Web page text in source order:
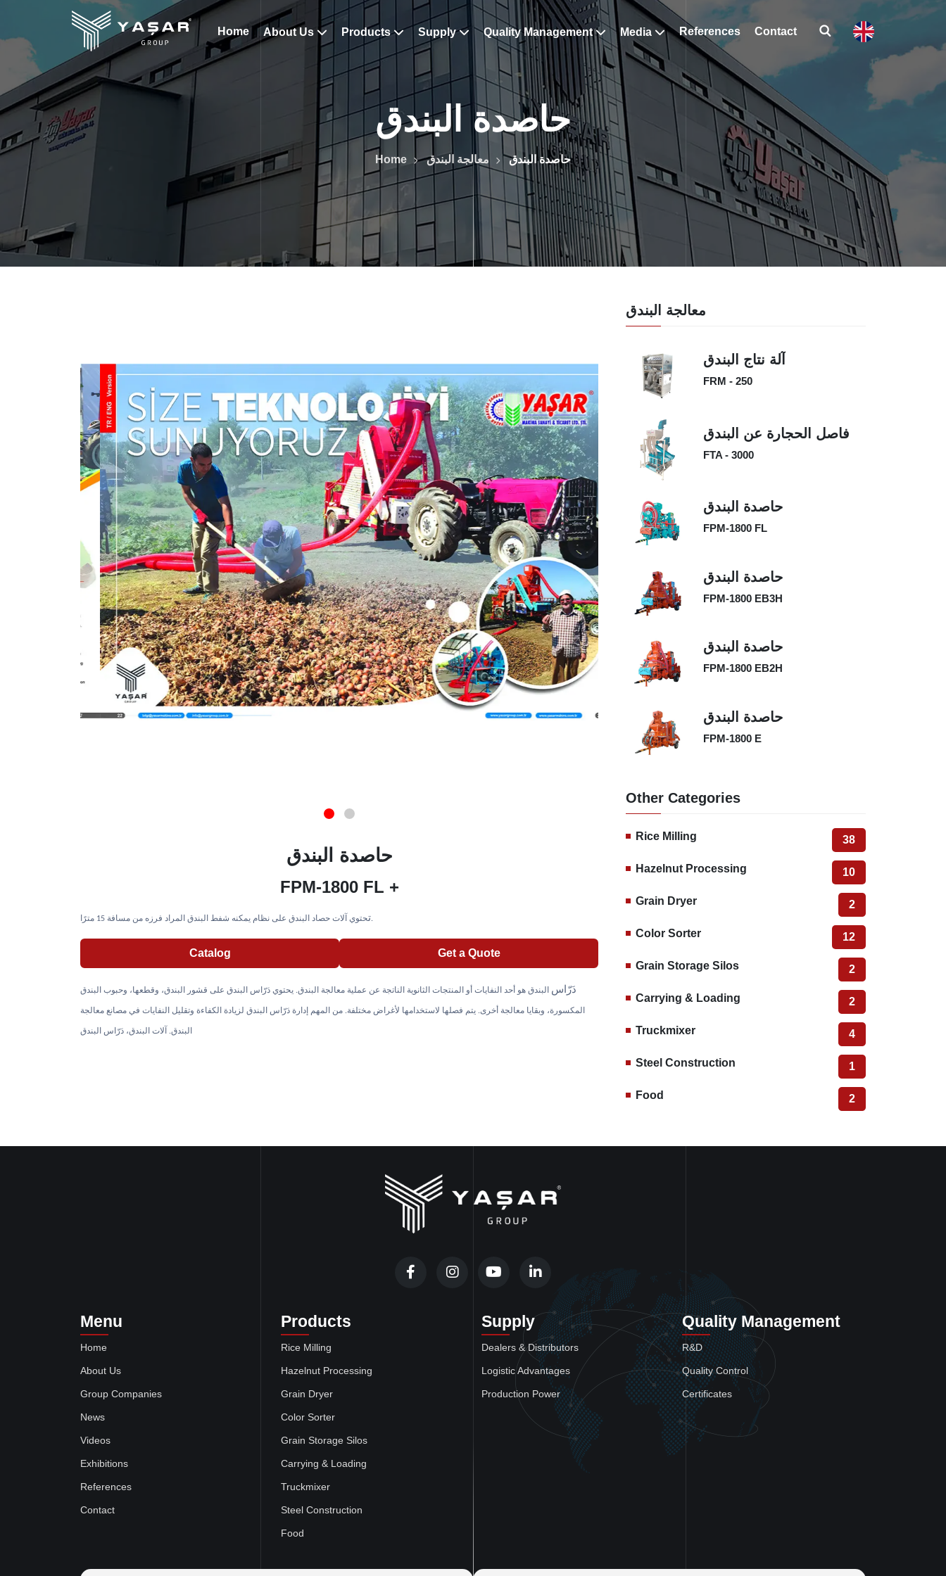
Home About Us Products Supply Quality Management Media References Contact
حاصدة البندق
Home معالجة البندق حاصدة البندق
حاصدة البندق
FPM-1800 FL +
تحتوي آلات حصاد البندق على نظام يمكنه شفط البندق المراد فرزه من مسافة 15 مترًا.
Catalog Get a Quote
دَرّاس البندق هو أحد النفايات أو المنتجات الثانوية الناتجة عن عملية معالجة البندق. يحتوي دَرّاس البندق على قشور البندق، وقطعها، وحبوب البندق
المكسورة، وبقايا معالجة أخرى. يتم فصلها لاستخدامها لأغراض مختلفة. من المهم إدارة دَرّاس البندق لزيادة الكفاءة وتقليل النفايات في مصانع معالجة
البندق. آلات البندق، دَرّاس البندق
معالجة البندق
آلة نتاج البندق
FRM - 250
فاصل الحجارة عن البندق
FTA - 3000
حاصدة البندق
FPM-1800 FL
حاصدة البندق
FPM-1800 EB3H
حاصدة البندق
FPM-1800 EB2H
حاصدة البندق
FPM-1800 E
Other Categories
Rice Milling 38
Hazelnut Processing 10
Grain Dryer 2
Color Sorter 12
Grain Storage Silos 2
Carrying & Loading 2
Truckmixer 4
Steel Construction 1
Food 2
Menu
Home
About Us
Group Companies
News
Videos
Exhibitions
References
Contact
Products
Rice Milling
Hazelnut Processing
Grain Dryer
Color Sorter
Grain Storage Silos
Carrying & Loading
Truckmixer
Steel Construction
Food
Supply
Dealers & Distributors
Logistic Advantages
Production Power
Quality Management
R&D
Quality Control
Certificates